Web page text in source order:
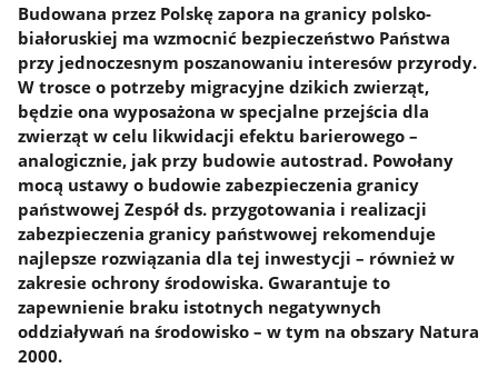
Budowana przez Polskę zapora na granicy polsko-
białoruskiej ma wzmocnić bezpieczeństwo Państwa
przy jednoczesnym poszanowaniu interesów przyrody.
W trosce o potrzeby migracyjne dzikich zwierząt,
będzie ona wyposażona w specjalne przejścia dla
zwierząt w celu likwidacji efektu barierowego –
analogicznie, jak przy budowie autostrad. Powołany
mocą ustawy o budowie zabezpieczenia granicy
państwowej Zespół ds. przygotowania i realizacji
zabezpieczenia granicy państwowej rekomenduje
najlepsze rozwiązania dla tej inwestycji – również w
zakresie ochrony środowiska. Gwarantuje to
zapewnienie braku istotnych negatywnych
oddziaływań na środowisko – w tym na obszary Natura
2000.